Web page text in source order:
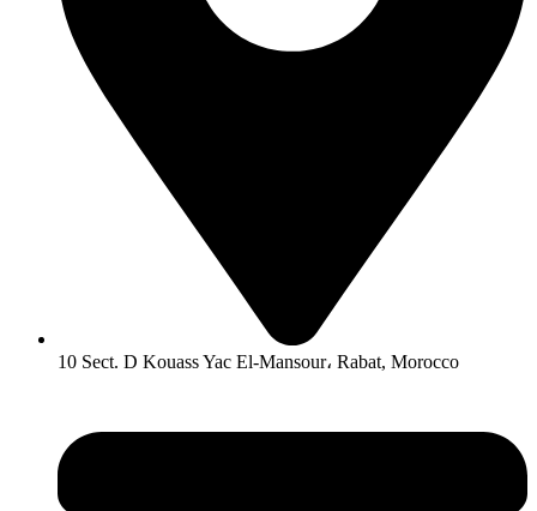
10 Sect. D Kouass Yac El-Mansour، Rabat, Morocco